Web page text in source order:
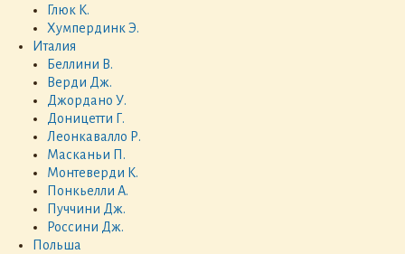
Глюк К.
Хумпердинк Э.
Италия
Беллини В.
Верди Дж.
Джордано У.
Доницетти Г.
Леонкавалло Р.
Масканьи П.
Монтеверди К.
Понкьелли А.
Пуччини Дж.
Россини Дж.
Польша